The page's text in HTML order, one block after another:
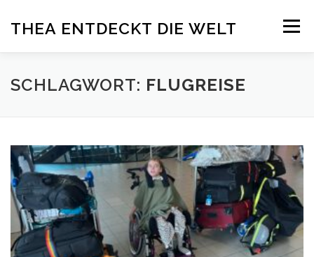
Inhalt
THEA ENTDECKT DIE WELT Menü
ÜBER THEA DELFINTHERAPIE ADELI
SCHLAGWORT: FLUGREISE